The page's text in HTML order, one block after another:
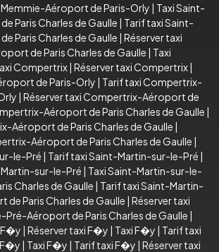
Aéroport de Paris-Orly | Taxi Saint-
Paris Charles de Gaulle | Tarif taxi Saint-
Paris Charles de Gaulle | Réserver taxi
de Paris Charles de Gaulle | Taxi
Compertrix| Réserver taxi Compertrix|
de Paris-Orly | Tarif taxi Compertrix-
| Réserver taxi Compertrix-Aéroport de
Aéroport de Paris Charles de Gaulle |
Aéroport de Paris Charles de Gaulle |
Aéroport de Paris Charles de Gaulle |
le-Pré | Tarif taxi Saint-Martin-sur-le-Pré |
sur-le-Pré | Taxi Saint-Martin-sur-le-
Charles de Gaulle | Tarif taxi Saint-Martin-
Paris Charles de Gaulle | Réserver taxi
Aéroport de Paris Charles de Gaulle |
F�y | Réserver taxi F�y | Taxi F�y | Tarif taxi
F�y | Taxi F�y | Tarif taxi F�y | Réserver taxi